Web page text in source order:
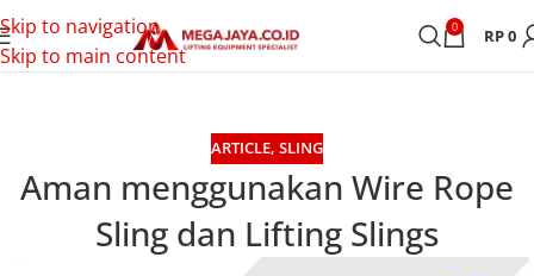
Skip to navigation
Skip to main content
0 RP0
ARTICLE, SLING
Aman menggunakan Wire Rope
Sling dan Lifting Slings